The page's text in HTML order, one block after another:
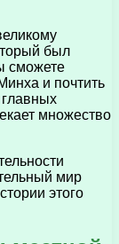
был
сможете
и почтить
множество
мир
этого